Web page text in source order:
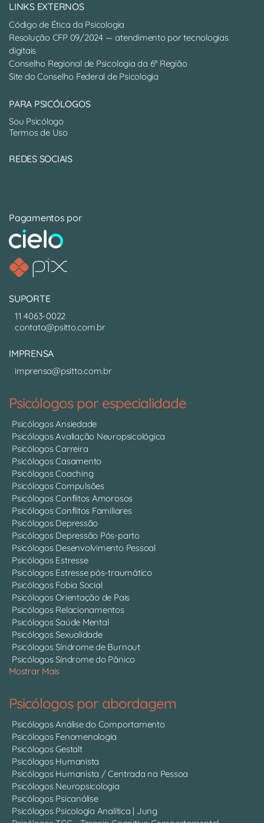
LINKS EXTERNOS
Código de Ética da Psicologia
Resolução CFP 09/2024 — atendimento por tecnologias
digitais
Conselho Regional de Psicologia da 6ª Região
Site do Conselho Federal de Psicologia
PARA PSICÓLOGOS
Sou Psicólogo
Termos de Uso
REDES SOCIAIS
Pagamentos por
SUPORTE
11 4063-0022
contato@psitto.com.br
IMPRENSA
imprensa@psitto.com.br
Psicólogos por especialidade
Psicólogos Ansiedade
Psicólogos Avaliação Neuropsicológica
Psicólogos Carreira
Psicólogos Casamento
Psicólogos Coaching
Psicólogos Compulsões
Psicólogos Conflitos Amorosos
Psicólogos Conflitos Familiares
Psicólogos Depressão
Psicólogos Depressão Pós-parto
Psicólogos Desenvolvimento Pessoal
Psicólogos Estresse
Psicólogos Estresse pós-traumático
Psicólogos Fobia Social
Psicólogos Orientação de Pais
Psicólogos Relacionamentos
Psicólogos Saúde Mental
Psicólogos Sexualidade
Psicólogos Síndrome de Burnout
Psicólogos Síndrome do Pânico
Mostrar Mais
Psicólogos por abordagem
Psicólogos Análise do Comportamento
Psicólogos Fenomenologia
Psicólogos Gestalt
Psicólogos Humanista
Psicólogos Humanista / Centrada na Pessoa
Psicólogos Neuropsicologia
Psicólogos Psicanálise
Psicólogos Psicologia Analítica | Jung